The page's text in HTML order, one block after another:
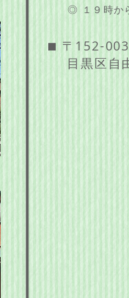
◎ １９時か
⬛︎ 〒152-
目黒区自